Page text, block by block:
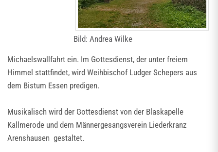
Bild: Andrea Wilke
Michaelswallfahrt ein. Im Gottesdienst, der unter freiem
Himmel stattfindet, wird Weihbischof Ludger Schepers aus
dem Bistum Essen predigen.
Musikalisch wird der Gottesdienst von der Blaskapelle
Kallmerode und dem Männergesangsverein Liederkranz
Arenshausen gestaltet.